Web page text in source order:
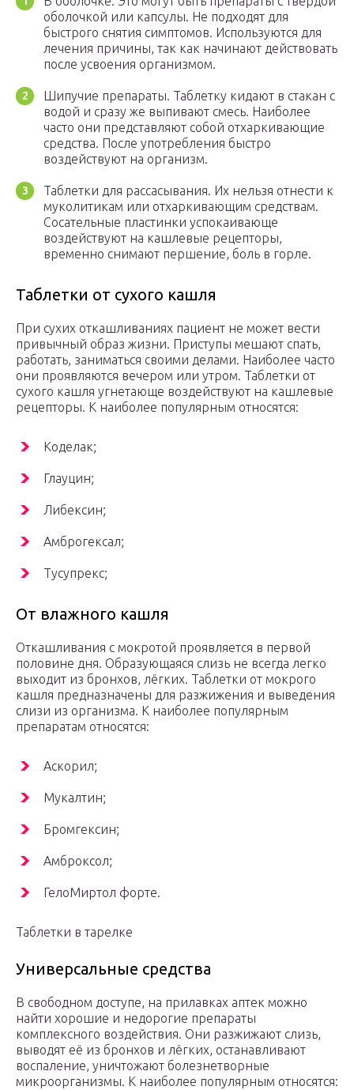
оболочкой или капсулы. Не подходят для
быстрого снятия симптомов. Используются для
лечения причины, так как начинают действовать
после усвоения организмом.
Шипучие препараты. Таблетку кидают в стакан с
водой и сразу же выпивают смесь. Наиболее
часто они представляют собой отхаркивающие
средства. После употребления быстро
воздействуют на организм.
Таблетки для рассасывания. Их нельзя отнести к
муколитикам или отхаркивающим средствам.
Сосательные пластинки успокаивающе
воздействуют на кашлевые рецепторы,
временно снимают першение, боль в горле.
Таблетки от сухого кашля
При сухих откашливаниях пациент не может вести
привычный образ жизни. Приступы мешают спать,
работать, заниматься своими делами. Наиболее часто
они проявляются вечером или утром. Таблетки от
сухого кашля угнетающе воздействуют на кашлевые
рецепторы. К наиболее популярным относятся:
Коделак;
Глауцин;
Либексин;
Амброгексал;
Тусупрекс;
От влажного кашля
Откашливания с мокротой проявляется в первой
половине дня. Образующаяся слизь не всегда легко
выходит из бронхов, лёгких. Таблетки от мокрого
кашля предназначены для разжижения и выведения
слизи из организма. К наиболее популярным
препаратам относятся:
Аскорил;
Мукалтин;
Бромгексин;
Амброксол;
ГелоМиртол форте.
Таблетки в тарелке
Универсальные средства
В свободном доступе, на прилавках аптек можно
найти хорошие и недорогие препараты
комплексного воздействия. Они разжижают слизь,
выводят её из бронхов и лёгких, останавливают
воспаление, уничтожают болезнетворные
микроорганизмы. К наиболее популярным относятся: